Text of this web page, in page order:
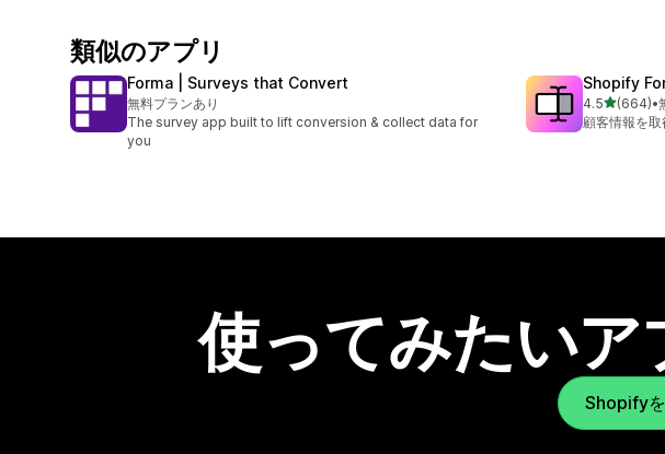
類似のアプリ
Forma | Surveys that Convert
無料プランあり
The survey app built to lift conversion & collect data for
you
Shopify
4.55つ星中
(664)
合計レビュー
•
顧客情報を
使ってみたいア
Shopify